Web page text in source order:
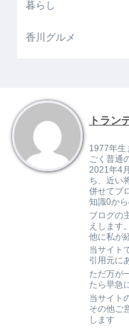
暮らし
香川グルメ
トラン
1977年生
ごく普通
2021年4
ち、近い
併せてブ
知識0か
ブログの
えします。
他に私が
当サイト
引用元に
ただ万が
たら早急
当サイト
その他ご
します